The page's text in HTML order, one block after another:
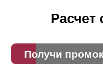
Расчет
Получи